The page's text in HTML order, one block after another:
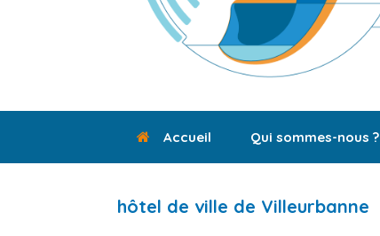
Accueil Qui sommes-nous ?
hôtel de ville de Villeurbanne